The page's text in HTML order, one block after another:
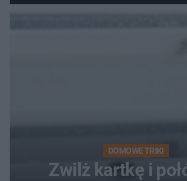
kobiety
DOMOWE TRIKI
Zwilż kartkę i